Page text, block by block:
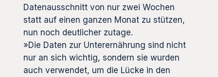
Datenausschnitt von nur zwei Wochen
statt auf einen ganzen Monat zu stützen,
nun noch deutlicher zutage.
»Die Daten zur Unterernährung sind nicht
nur an sich wichtig, sondern sie wurden
auch verwendet, um die Lücke in den